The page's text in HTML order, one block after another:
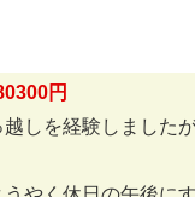
円
しを経験しました